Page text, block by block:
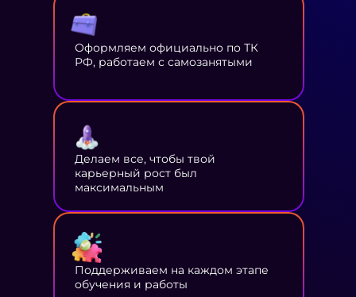
Оформляем официально по ТК
РФ, работаем с самозанятыми
Делаем все, чтобы твой
карьерный рост был
максимальным
Поддерживаем на каждом этапе
обучения и работы